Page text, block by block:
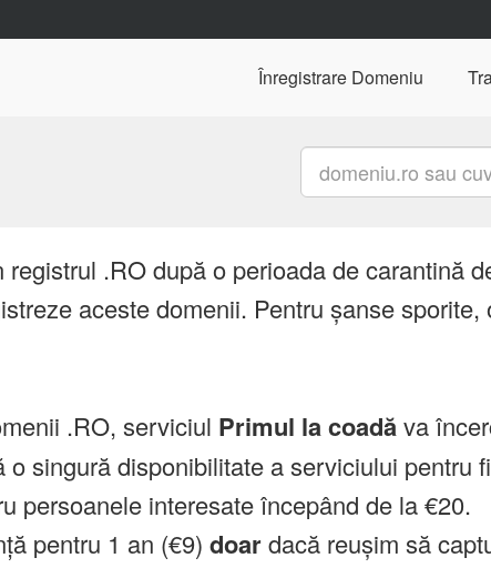
Înregistrare Domeniu
.RO după o perioada de carantină
aceste domenii. Pentru șanse sporite,
.RO, serviciul Primul la coadăva
singură disponibilitate a serviciului pentru
persoanele interesate începând de la €20.
pentru 1 an (€9) doardacă reușim să